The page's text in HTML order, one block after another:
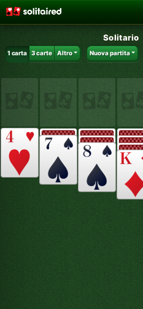
Solitario
1 carta 3 carte Altro Nuova partita